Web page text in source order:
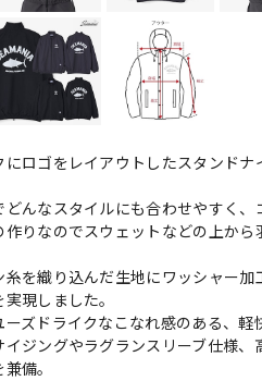
ロゴをレイアウトしたスタンドナ
んなスタイルにも合わせやすく、
りなのでスウェットなどの上から
糸を織り込んだ生地にワッシャー
現しました。
ズドライクなこなれ感のある、軽
イジングやラグランスリーブ仕様
備。